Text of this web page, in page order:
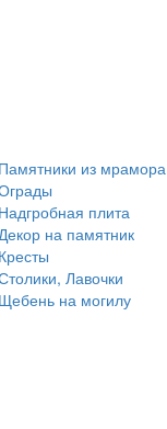
Памятники из мрамора
Надгробная плита
на памятник
Кресты
Лавочки
Щебень на могилу